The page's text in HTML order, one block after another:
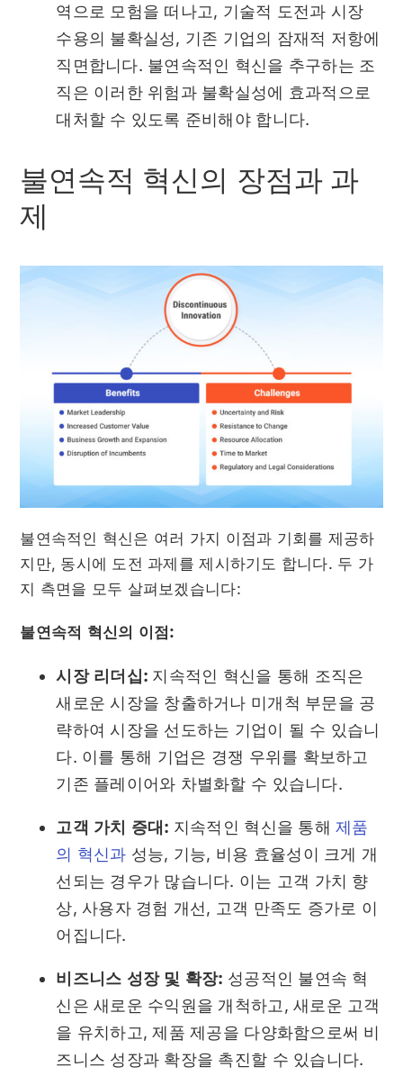
역으로 모험을 떠나고, 기술적 도전과 시장
수용의 불확실성, 기존 기업의 잠재적 저항에
직면합니다. 불연속적인 혁신을 추구하는 조
직은 이러한 위험과 불확실성에 효과적으로
대처할 수 있도록 준비해야 합니다.
불연속적 혁신의 장점과 과
제
불연속적인 혁신은 여러 가지 이점과 기회를 제공하
지만, 동시에 도전 과제를 제시하기도 합니다. 두 가
지 측면을 모두 살펴보겠습니다:
불연속적 혁신의 이점:
시장 리더십: 지속적인 혁신을 통해 조직은
새로운 시장을 창출하거나 미개척 부문을 공
략하여 시장을 선도하는 기업이 될 수 있습니
다. 이를 통해 기업은 경쟁 우위를 확보하고
기존 플레이어와 차별화할 수 있습니다.
고객 가치 증대: 지속적인 혁신을 통해제품
의 혁신과 성능, 기능, 비용 효율성이 크게 개
선되는 경우가 많습니다. 이는 고객 가치 향
상, 사용자 경험 개선, 고객 만족도 증가로 이
어집니다.
비즈니스 성장 및 확장: 성공적인 불연속 혁
신은 새로운 수익원을 개척하고, 새로운 고객
을 유치하고, 제품 제공을 다양화함으로써 비
즈니스 성장과 확장을 촉진할 수 있습니다.